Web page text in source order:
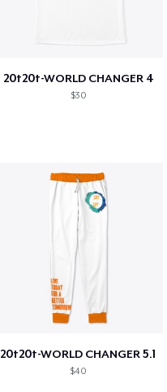
20t20t-WORLD CHANGER 4
$30
20t20t-WORLD CHANGER 5.1
$40